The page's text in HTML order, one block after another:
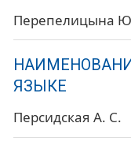
Перепелицына
ЯЗЫКЕ
Персидская А. С.